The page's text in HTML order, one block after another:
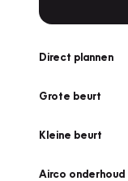
Direct plannen
Grote beurt
Kleine beurt
Airco onderhoud